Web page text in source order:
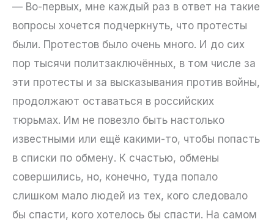
— Во-первых, мне каждый раз в ответ на такие
вопросы хочется подчеркнуть, что протесты
были. Протестов было очень много. И до сих
пор тысячи политзаключённых, в том числе за
эти протесты и за высказывания против войны,
продолжают оставаться в российских
тюрьмах. Им не повезло быть настолько
известными или ещё какими-то, чтобы попасть
в списки по обмену. К счастью, обмены
совершились, но, конечно, туда попало
слишком мало людей из тех, кого следовало
бы спасти, кого хотелось бы спасти. На самом